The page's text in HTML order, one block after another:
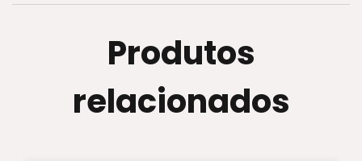
Produtos
relacionados